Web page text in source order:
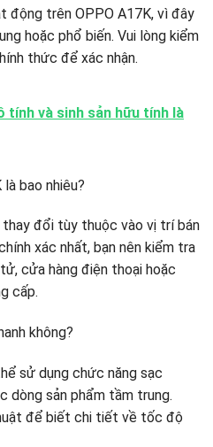
động trên OPPO A17K, vì đây
hoặc phổ biến. Vui lòng kiểm
thức để xác nhận.
tính và sinh sản hữu tính là
bao nhiêu?
đổi tùy thuộc vào vị trí bán
xác nhất, bạn nên kiểm tra
cửa hàng điện thoại hoặc
cấp.
không?
sử dụng chức năng sạc
dòng sản phẩm tầm trung.
để biết chi tiết về tốc độ